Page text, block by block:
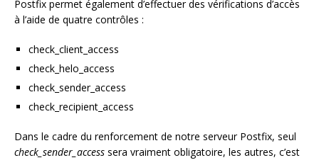
Postfix permet également d’effectuer des vérifications d’accès
à l’aide de quatre contrôles :
check_client_access
check_helo_access
check_sender_access
check_recipient_access
Dans le cadre du renforcement de notre serveur Postfix, seul
check_sender_access sera vraiment obligatoire, les autres, c’est